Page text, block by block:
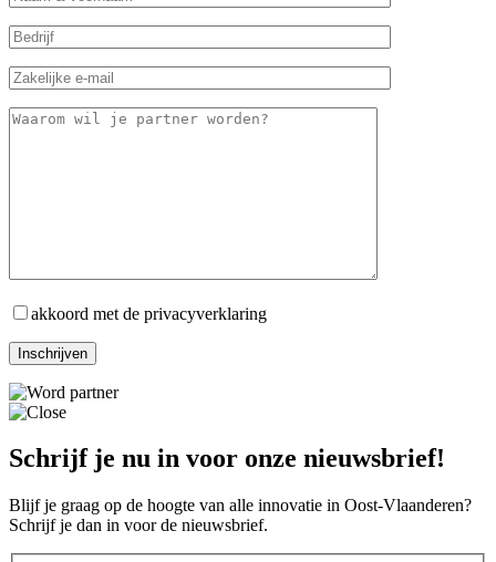
akkoord met de privacyverklaring
Schrijf je nu in voor onze nieuwsbrief!
Blijf je graag op de hoogte van alle innovatie in Oost-Vlaanderen?
Schrijf je dan in voor de nieuwsbrief.